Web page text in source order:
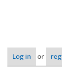
Log in or